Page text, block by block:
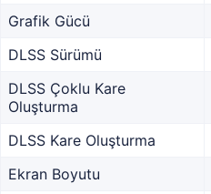
Grafik Gücü
DLSS Sürümü
DLSS Çoklu Kare
Oluşturma
DLSS Kare Oluşturma
Ekran Boyutu